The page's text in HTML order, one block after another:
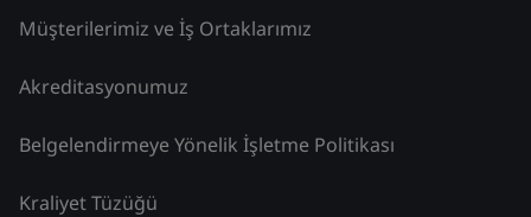
Müşterilerimiz ve İş Ortaklarımız
Akreditasyonumuz
Belgelendirmeye Yönelik İşletme Politikası
Kraliyet Tüzüğü